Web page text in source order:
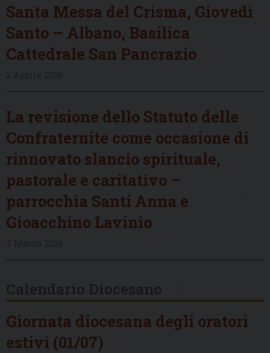
Santa Messa del Crisma, Giovedì
Santo – Albano, Basilica
Cattedrale San Pancrazio
La revisione dello Statuto delle
Confraternite come occasione di
rinnovato slancio spirituale,
pastorale e caritativo –
parrocchia Santi Anna e
Gioacchino Lavinio
Giornata diocesana degli oratori
estivi (01/07)